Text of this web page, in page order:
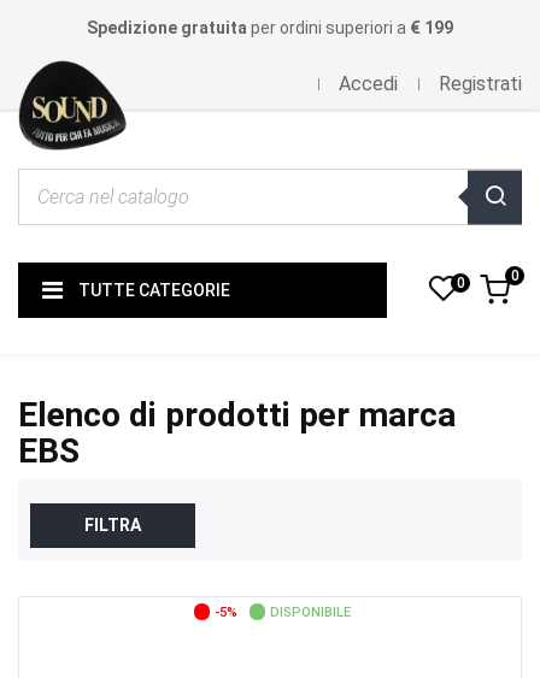
Spedizione gratuita per ordini superiori a € 199
Accedi Registrati
TUTTE CATEGORIE 0 0
Elenco di prodotti per marca
EBS
FILTRA
-5% DISPONIBILE